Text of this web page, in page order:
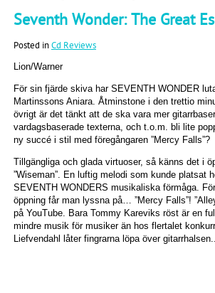
Seventh Wonder: The Great
Posted inCd Reviews
Lion/Warner
För sin fjärde skiva har SEVENTH WONDER
Martinssons Aniara. Åtminstone i den trettio
övrigt är det tänkt att de ska vara mer
vardagsbaserade texterna, och t.o.m. bli lite
ny succé i stil med föregångaren ”Mercy Falls”?
Tillgängliga och glada virtuoser, så känns det i
”Wiseman”. En luftig melodi som kunde platsat
SEVENTH WONDERS musikaliska förmåga.
öppning får man lyssna på… ”Mercy Falls”!
på YouTube. Bara Tommy Kareviks röst är en
mindre musik för musiker än hos flertalet
Liefvendahl låter fingrarna löpa över